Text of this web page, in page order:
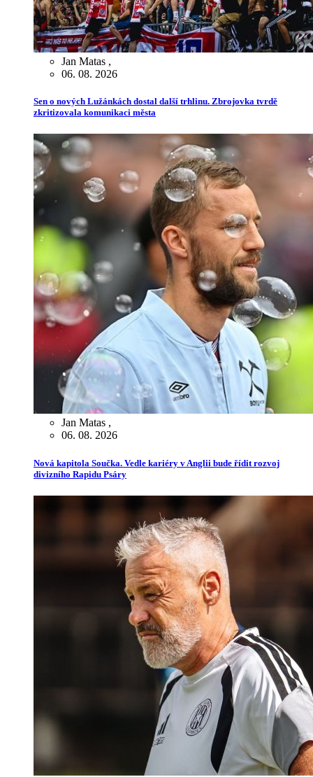
Jan Matas ,
06. 08. 2026
Sen o nových Lužánkách dostal další trhlinu. Zbrojovka tvrdě
zkritizovala komunikaci města
Jan Matas ,
06. 08. 2026
Nová kapitola Součka. Vedle kariéry v Anglii bude řídit rozvoj
divizního Rapidu Psáry